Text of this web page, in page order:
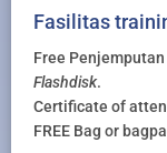
Fasilitas
Free
Flashdisk.
Certificate of
FREE Bag or